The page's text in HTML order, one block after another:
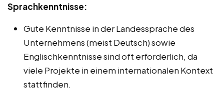
Sprachkenntnisse:
Gute Kenntnisse in der Landessprache des
Unternehmens (meist Deutsch) sowie
Englischkenntnisse sind oft erforderlich, da
viele Projekte in einem internationalen Kontext
stattfinden.